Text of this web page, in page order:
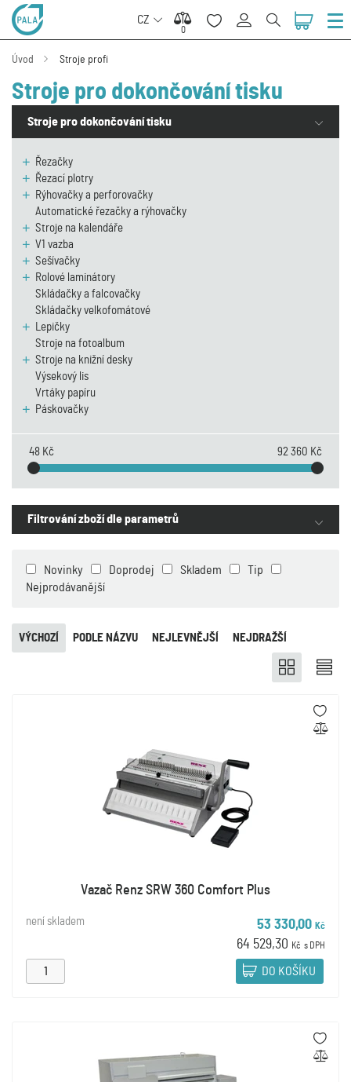
CZ
0
0
Úvod Stroje profi
Stroje pro dokončování tisku
Stroje pro dokončování tisku
Řezačky
Řezací plotry
Rýhovačky a perforovačky
Automatické řezačky a rýhovačky
Stroje na kalendáře
V1 vazba
Sešívačky
Rolové laminátory
Skládačky a falcovačky
Skládačky velkofomátové
Lepičky
Stroje na fotoalbum
Stroje na knižní desky
Výsekový lis
Vrtáky papíru
Páskovačky
48 Kč 92 360 Kč
Filtrování zboží dle parametrů
Novinky Doprodej Skladem
Tip
Nejprodávanější
NEJLEVNĚJŠÍ NEJDRAŽŠÍ
PODLE NÁZVU
VÝCHOZÍ
Vazač Renz SRW 360 Comfort Plus
není skladem 53 330,00 Kč
64 529,30 Kč s DPH
DO KOŠÍKU